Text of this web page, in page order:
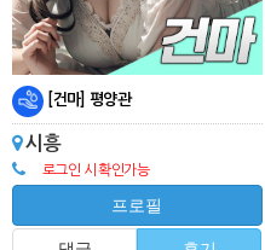
[건마] 평양관
시흥
로그인 시 확인가능
프로필